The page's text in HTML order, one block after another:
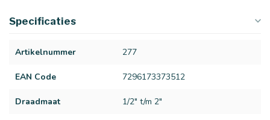
Specificaties
Artikelnummer 277
EAN Code 7296173373512
Draadmaat 1/2" t/m 2"